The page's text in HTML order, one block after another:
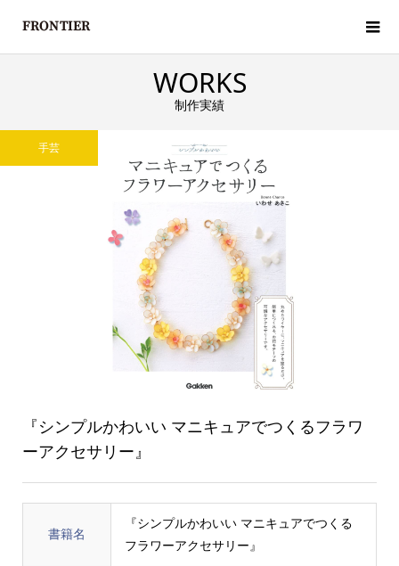
WORKS
制作実績
手芸
『シンプルかわいい マニキュアでつくるフラワ
ーアクセサリー』
書籍名
『シンプルかわいい マニキュアでつくる
フラワーアクセサリー』